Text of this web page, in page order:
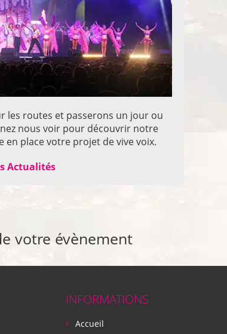
les routes et passerons un jour ou
nous voir pour découvrir notre
place votre projet de vive voix.
Actualités
votre évènement
INFORMATIONS
Accueil